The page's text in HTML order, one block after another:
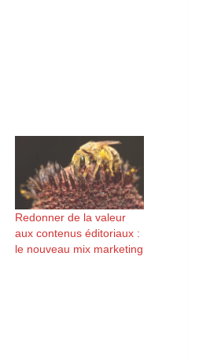
Redonner de la valeur
aux contenus éditoriaux :
le nouveau mix marketing